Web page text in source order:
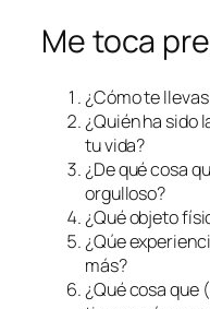
Me toca
¿Cómo te
¿Quién ha sido
tu vida?
¿De qué cosa
orgulloso?
¿Qué objeto
¿Qúe
más?
¿Qué cosa que